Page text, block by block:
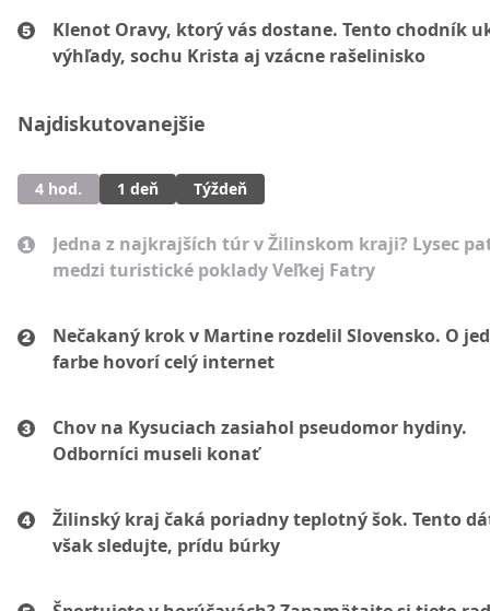
Klenot Oravy, ktorý vás dostane. Tento chodník
výhľady, sochu Krista aj vzácne rašelinisko
Najdiskutovanejšie
4 hod. 1 deň Týždeň
Jedna z najkrajších túr v Žilinskom kraji? Lysec
medzi turistické poklady Veľkej Fatry
Nečakaný krok v Martine rozdelil Slovensko. O
farbe hovorí celý internet
Chov na Kysuciach zasiahol pseudomor hydiny.
Odborníci museli konať
Žilinský kraj čaká poriadny teplotný šok. Tento
však sledujte, prídu búrky